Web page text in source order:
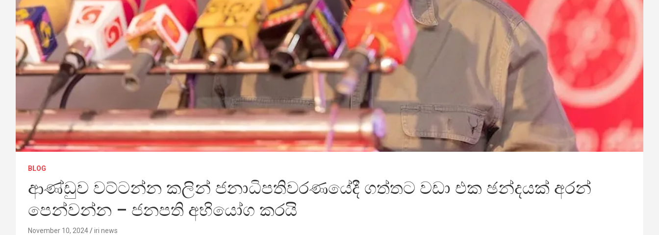
BLOG
ආණ්ඩුව වට්ටන්න කලින් ජනාධිපතිවරණයේදී ගත්තට වඩා එක ඡන්දයක් අරන්
පෙන්වන්න – ජනපති අභියෝග කරයි
November 10, 2024 iri news